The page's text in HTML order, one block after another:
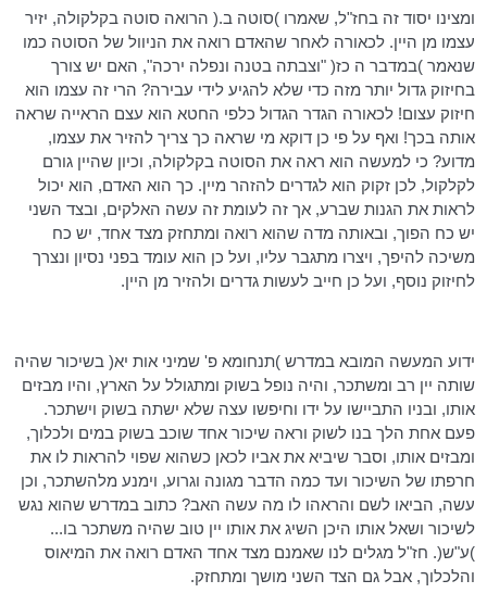
ומצינו יסוד זה בחז"ל, שאמרו )סוטה ב.( הרואה סוטה בקלקולה, יזיר
עצמו מן היין. לכאורה לאחר שהאדם רואה את הניוול של הסוטה כמו
שנאמר )במדבר ה כז( "וצבתה בטנה ונפלה ירכה", האם יש צורך
בחיזוק גדול יותר מזה כדי שלא להגיע לידי עבירה? הרי זה עצמו הוא
חיזוק עצום! לכאורה הגדר הגדול כלפי החטא הוא עצם הראייה שראה
אותה בכך! ואף על פי כן דוקא מי שראה כך צריךלהזיר את עצמו,
מדוע? כי למעשה הוא ראה את הסוטה בקלקולה, וכיון שהיין גורם
לקלקול, לכן זקוק הוא לגדרים להזהר מיין. כך הוא האדם, הוא יכול
לראות את הגנות שברע, אך זה לעומת זה עשה האלקים, ובצד השני
יש כח הפוך, ובאותה מדה שהוא רואה ומתחזק מצד אחד, יש כח
משיכה להיפך, ויצרו מתגבר עליו, ועל כן הוא עומד בפני נסיון ונצרך
לחיזוק נוסף, ועל כן חייב לעשות גדרים ולהזיר מן היין.
ידוע המעשה המובא במדרש )תנחומא פ' שמיני אות יא( בשיכור שהיה
שותה יין רב ומשתכר, והיה נופל בשוק ומתגולל על הארץ, והיו מבזים
אותו, ובניו התביישו על ידו וחיפשו עצה שלא ישתה בשוק וישתכר.
פעם אחת הלך בנו לשוק וראה שיכור אחד שוכב בשוק במים ולכלוך,
ומבזים אותו, וסבר שיביא את אביו לכאן כשהוא שפוי להראות לו את
חרפתו של השיכור ועד כמה הדבר מגונה וגרוע, וימנע מלהשתכר, וכן
עשה, הביאו לשם והראהו לו מה עשה האב? כתוב במדרש שהוא נגש
לשיכור ושאל אותו היכן השיג את אותו יין טוב שהיה משתכר בו...
)ע"ש(. חז"ל מגלים לנו שאמנם מצד אחד האדם רואה את המיאוס
והלכלוך, אבל גם הצד השני מושך ומתחזק.